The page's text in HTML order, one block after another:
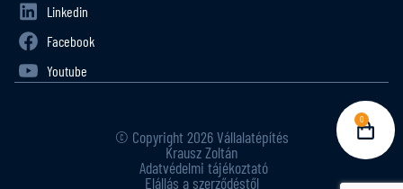
0
Linkedin
Facebook
Youtube
© Copyright 2026 Vállalatépítés
Krausz Zoltán
Adatvédelmi tájékoztató
Elállás a szerződéstől